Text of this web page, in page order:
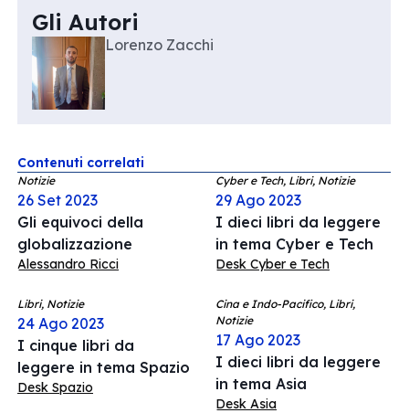
Gli Autori
Lorenzo Zacchi
Contenuti correlati
Notizie
26 Set 2023
Gli equivoci della
globalizzazione
Alessandro Ricci
Cyber e Tech, Libri, Notizie
29 Ago 2023
I dieci libri da leggere
in tema Cyber e Tech
Desk Cyber e Tech
Libri, Notizie
24 Ago 2023
I cinque libri da
leggere in tema Spazio
Desk Spazio
Cina e Indo-Pacifico, Libri,
Notizie
17 Ago 2023
I dieci libri da leggere
in tema Asia
Desk Asia